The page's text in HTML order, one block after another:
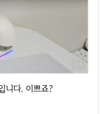
니다. 이쁘죠?